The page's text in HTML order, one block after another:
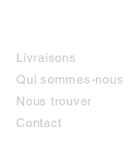
Livraisons
Qui sommes-nous
Nous trouver
Contact